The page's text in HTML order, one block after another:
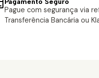
Pague com segurança via
Transferência Bancária ou